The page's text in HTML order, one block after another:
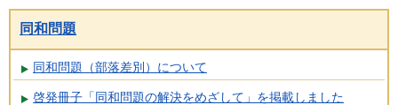
同和問題
同和問題（部落差別）について
啓発冊子「同和問題の解決をめざして」を掲載しました